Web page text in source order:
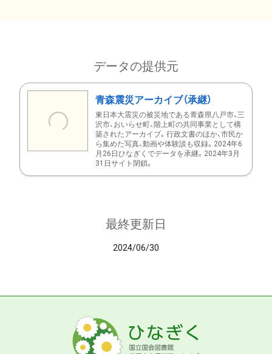
データの提供元
青森震災アーカイブ（承継）
東日本大震災の被災地である青森県八戸市、三
沢市、おいらせ町、階上町の共同事業として構
築されたアーカイブ。行政文書のほか、市民か
ら集めた写真、動画や体験談も収録。2024年6
月26日ひなぎくでデータを承継。2024年3月
31日サイト閉鎖。
最終更新日
2024/06/30